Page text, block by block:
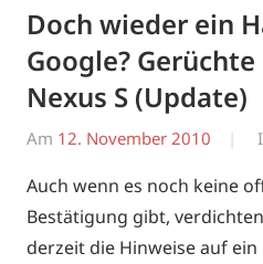
Doch wieder ein
Google?
Nexus S (Update)
Am 12. November 2010
Auch wenn es noch keine
Bestätigung gibt,
derzeit die Hinweise auf ein